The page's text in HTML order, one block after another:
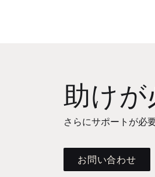
助けが
さらにサポートが必
お問い合わせ